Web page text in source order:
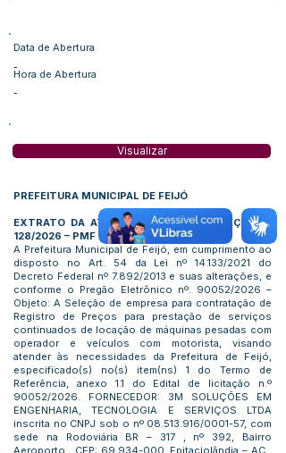
Data de Abertura
-
Hora de Abertura
-
Visualizar
PREFEITURA MUNICIPAL DE FEIJÓ
EXTRATO DA ATA DE REGISTRO DE PREÇO Nº.
128/2026 – PMF
A Prefeitura Municipal de Feijó, em cumprimento ao
disposto no Art. 54 da Lei nº 14.133/2021 do
Decreto Federal nº 7.892/2013 e suas alterações, e
conforme o Pregão Eletrônico nº. 90052/2026 –
Objeto: A Seleção de empresa para contratação de
Registro de Preços para prestação de serviços
continuados de locação de máquinas pesadas com
operador e veículos com motorista, visando
atender às necessidades da Prefeitura de Feijó,
especificado(s) no(s) item(ns) 1 do Termo de
Referência, anexo 1.1 do Edital de licitação n.º
90052/2026. FORNECEDOR: 3M SOLUÇÕES EM
ENGENHARIA, TECNOLOGIA E SERVIÇOS LTDA
inscrita no CNPJ sob o nº 08.513.916/0001-57, com
sede na Rodoviária BR – 317 , nº 392, Bairro
Aeroporto , CEP: 69.934-000, Epitaciolândia – AC ,